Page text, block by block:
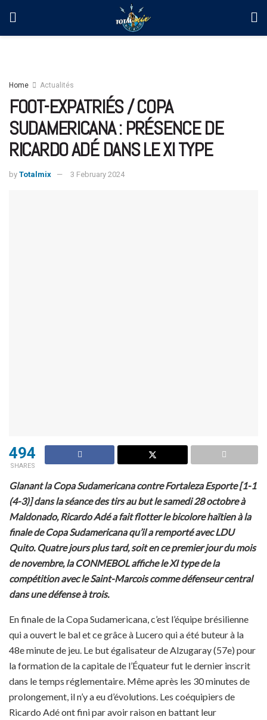
Home Actualités
FOOT-EXPATRIÉS / COPA
SUDAMERICANA : PRÉSENCE DE
RICARDO ADÉ DANS LE XI TYPE
by Totalmix 3 February 2024
494
SHARES
Glanant la Copa Sudamericana contre Fortaleza Esporte [1-1
(4-3)] dans la séance des tirs au but le samedi 28 octobre à
Maldonado, Ricardo Adé a fait flotter le bicolore haïtien à la
finale de Copa Sudamericana qu’il a remporté avec LDU
Quito. Quatre jours plus tard, soit en ce premier jour du mois
de novembre, la CONMEBOL affiche le XI type de la
compétition avec le Saint-Marcois comme défenseur central
dans une défense à trois.
En finale de la Copa Sudamericana, c’est l’équipe brésilienne
qui a ouvert le bal et ce grâce à Lucero qui a été buteur à la
48e minute de jeu. Le but égalisateur de Alzugaray (57e) pour
la formation de la capitale de l’Équateur fut le dernier inscrit
dans le temps réglementaire. Même après les 30 minutes de
prolongement, il n’y a eu d’évolutions. Les coéquipiers de
Ricardo Adé ont fini par avoir raison en battant leur